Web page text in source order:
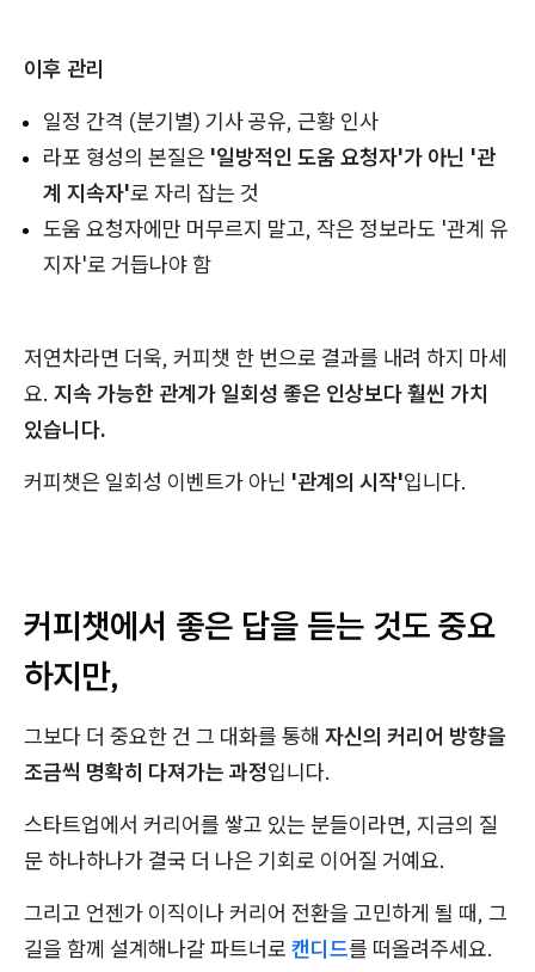
이후 관리
일정 간격 (분기별) 기사 공유, 근황 인사
라포 형성의 본질은 '일방적인 도움 요청자'가 아닌 '관
계 지속자'로 자리 잡는 것
도움 요청자에만 머무르지 말고, 작은 정보라도 '관계 유
지자'로 거듭나야 함
저연차라면 더욱, 커피챗 한 번으로 결과를 내려 하지 마세
요. 지속 가능한 관계가 일회성 좋은 인상보다 훨씬 가치
있습니다.
커피챗은 일회성 이벤트가 아닌 '관계의 시작'입니다.
커피챗에서 좋은 답을 듣는 것도 중요
하지만,
그보다 더 중요한 건 그 대화를 통해 자신의 커리어 방향을
조금씩 명확히 다져가는 과정입니다.
스타트업에서 커리어를 쌓고 있는 분들이라면, 지금의 질
문 하나하나가 결국 더 나은 기회로 이어질 거예요.
그리고 언젠가 이직이나 커리어 전환을 고민하게 될 때, 그
길을 함께 설계해나갈 파트너로 캔디드를 떠올려주세요.